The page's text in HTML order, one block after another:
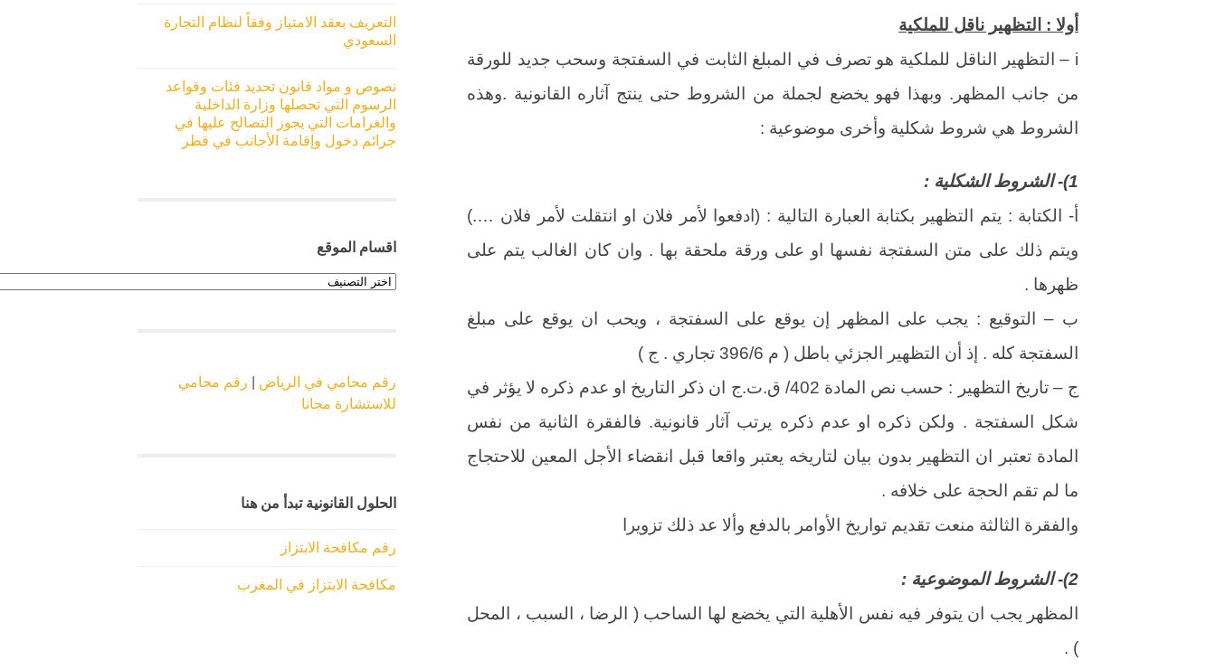
أولا : التظهير ناقل للملكية
i – التظهير الناقل للملكية هو تصرف في المبلغ الثابت في السفتجة وسحب جديد للورقة
من جانب المظهر. وبهذا فهو يخضع لجملة من الشروط حتى ينتج آثاره القانونية .وهذه
الشروط هي شروط شكلية وأخرى موضوعية :
1)- الشروط الشكلية :
أ- الكتابة : يتم التظهير بكتابة العبارة التالية : (ادفعوا لأمر فلان او انتقلت لأمر فلان ….)
ويتم ذلك على متن السفتجة نفسها او على ورقة ملحقة بها . وان كان الغالب يتم على
ظهرها .
ب – التوقيع : يجب على المظهر إن يوقع على السفتجة ، ويحب ان يوقع على مبلغ
السفتجة كله . إذ أن التظهير الجزئي باطل ( م 396/6 تجاري . ج )
ج – تاريخ التظهير : حسب نص المادة 402/ ق.ت.ج ان ذكر التاريخ او عدم ذكره لا يؤثر في
شكل السفتجة . ولكن ذكره او عدم ذكره يرتب آثار قانونية. فالفقرة الثانية من نفس
المادة تعتبر ان التظهير بدون بيان لتاريخه يعتبر واقعا قبل انقضاء الأجل المعين للاحتجاج
ما لم تقم الحجة على خلافه .
والفقرة الثالثة منعت تقديم تواريخ الأوامر بالدفع وألا عد ذلك تزويرا
2)- الشروط الموضوعية :
المظهر يجب ان يتوفر فيه نفس الأهلية التي يخضع لها الساحب ( الرضا ، السبب ، المحل
) .
التعريف بعقد الامتياز وفقاً لنظام التجارة
السعودي
نصوص و مواد قانون تحديد فئات وقواعد
الرسوم التي تحصلها وزارة الداخلية
والغرامات التي يجوز التصالح عليها في
جرائم دخول وإقامة الأجانب في قطر
اقسام الموقع
اقسام
الموقع
رقم محامي في الرياض
رقم محامي
للاستشارة مجانا
الحلول القانونية تبدأ من هنا
رقم مكافحة الابتزاز
مكافحة الابتزاز في المغرب